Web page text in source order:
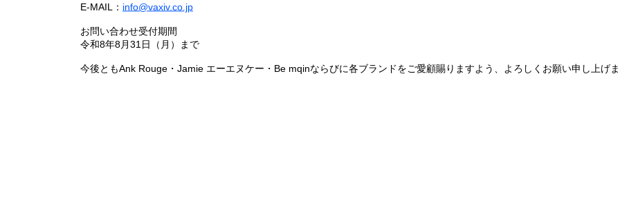
E-MAIL： info@vaxiv.co.jp
お問い合わせ受付期間
令和8年8月31日（月）まで
今後ともAnk Rouge・Jamie エーエヌケー・Be mqinならびに各ブランドをご愛顧賜りますよう、よろしくお願い申し上げま